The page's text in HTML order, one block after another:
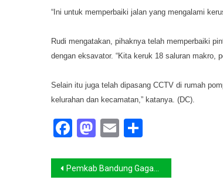
“Ini untuk memperbaiki jalan yang mengalami
Rudi mengatakan, pihaknya telah memperbaiki
dengan eksavator. “Kita keruk 18 saluran makro,
Selain itu juga telah dipasang CCTV di rumah
kelurahan dan kecamatan,” katanya. (DC).
Facebook
Mastodon
Email
Navigasi
Pemkab Bandung Gagas Jumat Bersepeda